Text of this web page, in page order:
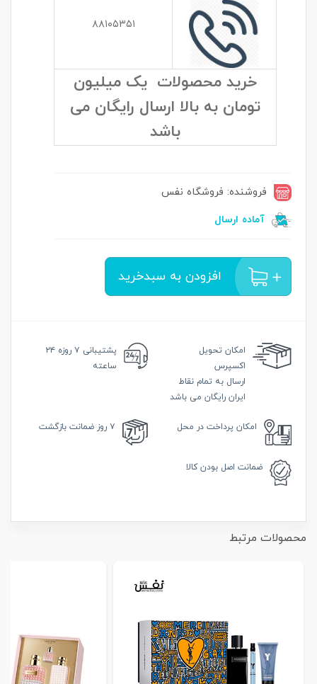
۸۸۱۰۵۳۵۱
خرید محصولات یک میلیون
تومان به بالا ارسال رایگان می
باشد
فروشنده: فروشگاه نفس
آماده ارسال
افزودن به سبدخرید
امکان تحویل
اکسپرس
ارسال به تمام نقاط
ایران رایگان می باشد
پشتیبانی
۷ روزه ۲۴
ساعته
امکان پرداخت در محل ۷ روز ضمانت بازگشت
ضمانت اصل بودن کالا
محصولات مرتبط